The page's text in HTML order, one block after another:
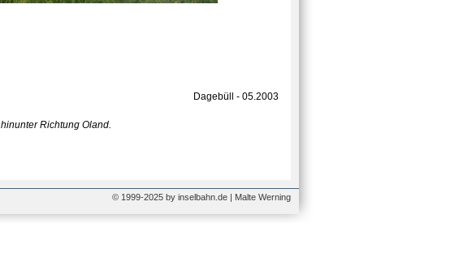
Dagebüll - 05.2003
Richtung Oland.
© 1999-2025 by inselbahn.de | Malte Werning